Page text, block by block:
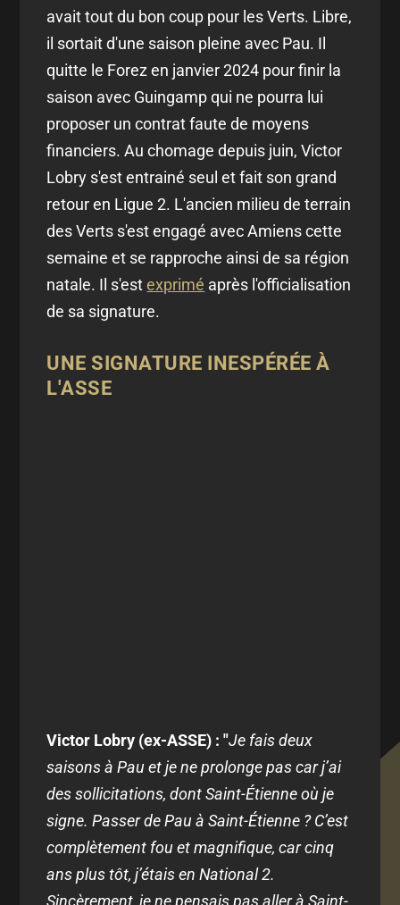
avait tout du bon coup pour les Verts. Libre,
il sortait d'une saison pleine avec Pau. Il
quitte le Forez en janvier 2024 pour finir la
saison avec Guingamp qui ne pourra lui
proposer un contrat faute de moyens
financiers. Au chomage depuis juin, Victor
Lobry s'est entrainé seul et fait son grand
retour en Ligue 2. L'ancien milieu de terrain
des Verts s'est engagé avec Amiens cette
semaine et se rapproche ainsi de sa région
natale. Il s'estexprimé après l'officialisation
de sa signature.
UNE SIGNATURE INESPÉRÉE À
L'ASSE
Victor Lobry (ex-ASSE) : "Je fais deux
saisons à Pau et je ne prolonge pas car j’ai
des sollicitations, dont Saint-Étienne où je
signe. Passer de Pau à Saint-Étienne ? C’est
complètement fou et magnifique, car cinq
ans plus tôt, j’étais en National 2.
Sincèrement, je ne pensais pas aller à Saint-